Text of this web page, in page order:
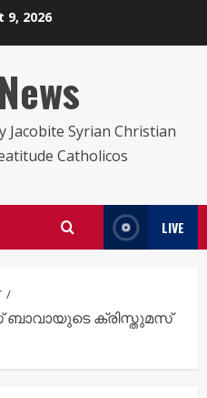
9, 2026
Jacobite Syrian Christian
Catholicos
LIVE
ബാവായുടെ ക്രിസ്തുമസ്